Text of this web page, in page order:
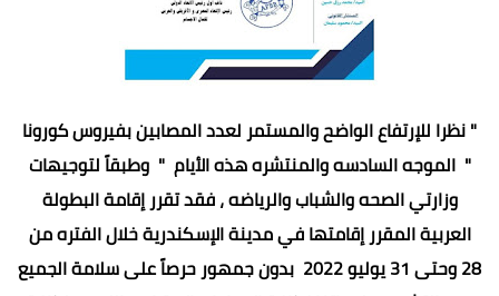
" نظرا للإرتفاع الواضح والمستمر لعدد المصابين بفيروس كورونا
" الموجه السادسه والمنتشره هذه الأيام " وطبقاً لتوجيهات
وزارتي الصحه والشباب والرياضه ، فقد تقرر إقامة البطولة
العربية المقرر إقامتها في مدينة الإسكندرية خلال الفتره من
28 وحتى 31 يوليو 2022 بدون جمهور حرصاً على سلامة الجميع